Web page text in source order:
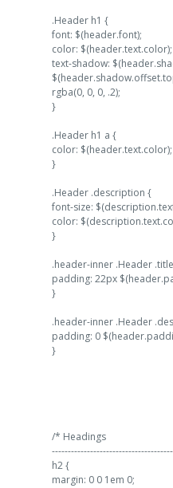
.Header h1 {
font: $(header.font);
color: $(header.text.color);
text-shadow:
rgba(0, 0, 0, .2);
}
.Header h1 a {
color: $(header.text.color);
}
.Header .description {
font-size:
color:
}
.header-inner .Header
padding: 22px
}
.header-inner .Header
padding: 0
}
/* Headings
h2 {
margin: 0 0 1em 0;